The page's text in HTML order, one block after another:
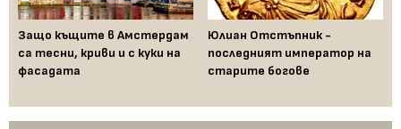
Защо къщите в Амстердам
са тесни, криви и с куки на
фасадата
Юлиан Отстъпник -
последният император на
старите богове